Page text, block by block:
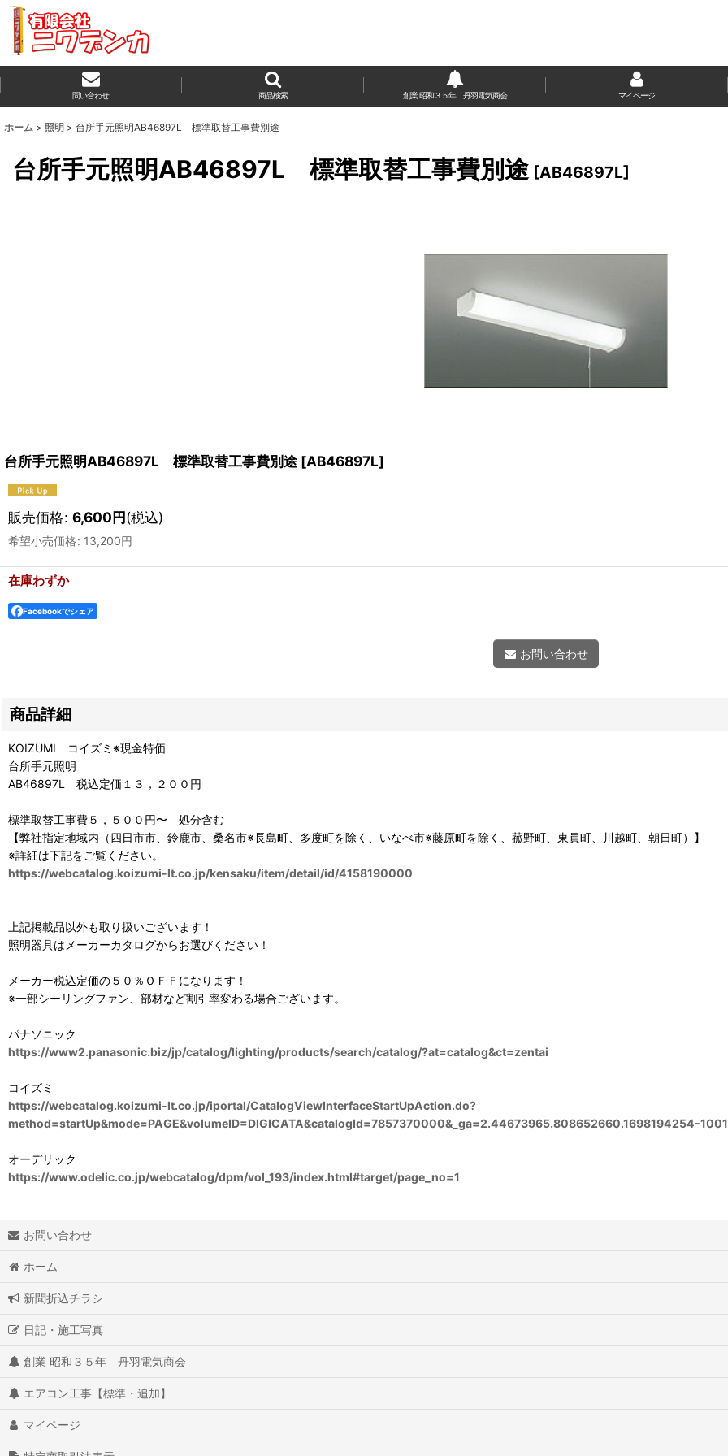
問い合わせ 商品検索 創業 昭和３５年 丹羽電気商会 マイページ
ホーム > 照明 > 台所手元照明AB46897L 標準取替工事費別途
台所手元照明AB46897L 標準取替工事費別途 [AB46897L]
台所手元照明AB46897L 標準取替工事費別途 [AB46897L]
販売価格: 6,600円(税込)
希望小売価格: 13,200円
在庫わずか
Facebookでシェア
お問い合わせ
商品詳細
KOIZUMI コイズミ※現金特価
台所手元照明
AB46897L 税込定価１３，２００円
標準取替工事費５，５００円〜 処分含む
【弊社指定地域内（四日市市、鈴鹿市、桑名市※長島町、多度町を除く、いなべ市※藤原町を除く、菰野町、東員町、川越町、朝日町）】
※詳細は下記をご覧ください。
https://webcatalog.koizumi-lt.co.jp/kensaku/item/detail/id/4158190000
上記掲載品以外も取り扱いございます！
照明器具はメーカーカタログからお選びください！
メーカー税込定価の５０％ＯＦＦになります！
※一部シーリングファン、部材など割引率変わる場合ございます。
パナソニック
https://www2.panasonic.biz/jp/catalog/lighting/products/search/catalog/?at=catalog&ct=zentai
コイズミ
https://webcatalog.koizumi-lt.co.jp/iportal/CatalogViewInterfaceStartUpAction.do?
method=startUp&mode=PAGE&volumeID=DIGICATA&catalogId=7857370000&_ga=2.44673965.808652660.1698194254-
オーデリック
https://www.odelic.co.jp/webcatalog/dpm/vol_193/index.html#target/page_no=1
お問い合わせ
ホーム
新聞折込チラシ
日記・施工写真
創業 昭和３５年 丹羽電気商会
エアコン工事【標準・追加】
マイページ